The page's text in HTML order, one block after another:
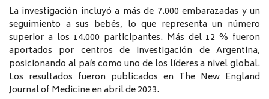
La investigación incluyó a más de 7.000 embarazadas y un
seguimiento a sus bebés, lo que representa un número
superior a los 14.000 participantes. Más del 12 % fueron
aportados por centros de investigación de Argentina,
posicionando al país como uno de los líderes a nivel global.
Los resultados fueron publicados en The New England
Journal of Medicine en abril de 2023.